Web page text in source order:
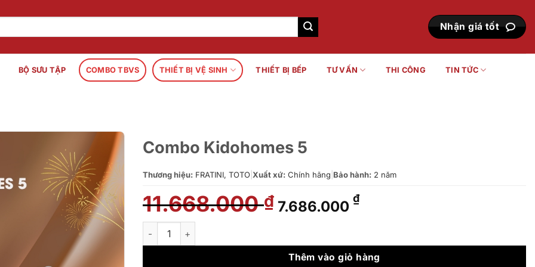
Nhận giá tốt
BỘ SƯU TẬP COMBO TBVS THIẾT BỊ VỆ SINH THIẾT BỊ BẾP TƯ VẤN THI CÔNG TIN TỨC
Combo Kidohomes 5
Thương hiệu: FRATINI, TOTO Xuất xứ: Chính hãng Bảo hành: 2 năm
11.668.000₫ Giá
gốc
11.668.000 ₫.
7.686.000 ₫Giá
là:
7.686.000 ₫.
Combo Kidohomes 5 số lượng
Thêm vào giỏ hàng